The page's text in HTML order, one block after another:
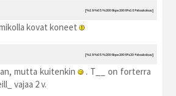
[%19.%05.%2006 kpe2006 %18:%toukokuu]
kovat koneet
[%19.%05.%2006 kpe2006 %20:%toukokuu]
mutta kuitenkin . T__ on forterra
vajaa 2 v.